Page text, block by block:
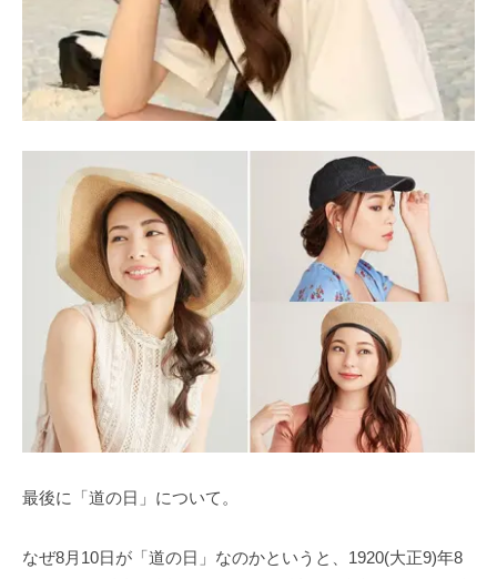
最後に「道の日」について。
なぜ8月10日が「道の日」なのかというと、1920(大正9)年8